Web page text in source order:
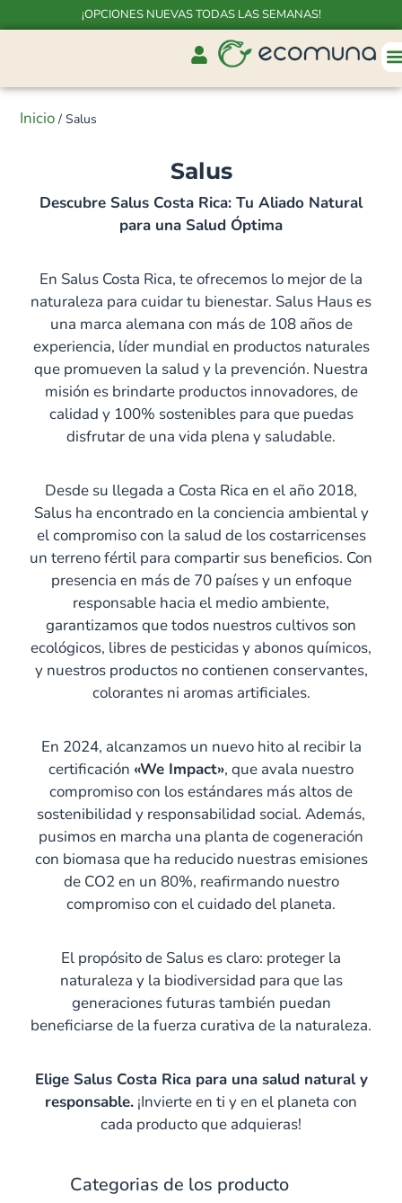
¡OPCIONES NUEVAS TODAS LAS SEMANAS!
Inicio / Salus
Salus
Descubre Salus Costa Rica: Tu Aliado Natural
para una Salud Óptima
En Salus Costa Rica, te ofrecemos lo mejor de la
naturaleza para cuidar tu bienestar. Salus Haus es
una marca alemana con más de 108 años de
experiencia, líder mundial en productos naturales
que promueven la salud y la prevención. Nuestra
misión es brindarte productos innovadores, de
calidad y 100% sostenibles para que puedas
disfrutar de una vida plena y saludable.
Desde su llegada a Costa Rica en el año 2018,
Salus ha encontrado en la conciencia ambiental y
el compromiso con la salud de los costarricenses
un terreno fértil para compartir sus beneficios. Con
presencia en más de 70 países y un enfoque
responsable hacia el medio ambiente,
garantizamos que todos nuestros cultivos son
ecológicos, libres de pesticidas y abonos químicos,
y nuestros productos no contienen conservantes,
colorantes ni aromas artificiales.
En 2024, alcanzamos un nuevo hito al recibir la
certificación «We Impact», que avala nuestro
compromiso con los estándares más altos de
sostenibilidad y responsabilidad social. Además,
pusimos en marcha una planta de cogeneración
con biomasa que ha reducido nuestras emisiones
de CO2 en un 80%, reafirmando nuestro
compromiso con el cuidado del planeta.
El propósito de Salus es claro: proteger la
naturaleza y la biodiversidad para que las
generaciones futuras también puedan
beneficiarse de la fuerza curativa de la naturaleza.
Elige Salus Costa Rica para una salud natural y
responsable. ¡Invierte en ti y en el planeta con
cada producto que adquieras!
Categorias de los producto